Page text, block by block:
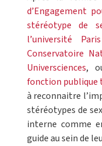
d’Engagement
stéréotype de
l’université
Conservatoire
Universciences,
fonction
à reconnaitre
stéréotypes de
interne comme
guide au sein de